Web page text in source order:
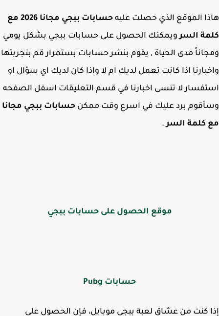
الموقع الذي حصلت عليه
حسابات ببجي مجانا 2026 مع
السرويمكنك الحصول على حسابات ببجي بشكل يومي
مدى الحياة , يقوم بنشر حسابات بستمرار قم بتجربتها
اذا كانت تعمل لديك ام لا واذا كان لديك اي سؤال او
لا تنسى اخبارنا في قسم التعليقات اسفل الصفحه
برد عليك في اسرع وقت ممكنحسابات ببجي مجانا
كلمة السر.
موقع الحصول على حسابات ببجي
حسابات Pubg
كنت من عشاق لعبة ببجي موبايل، فإن الحصول على